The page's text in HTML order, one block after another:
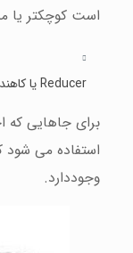
است کوچکتر یا
Reducer یا کاهنده
برای جاهایی که
استفاده می شود
وجوددارد.